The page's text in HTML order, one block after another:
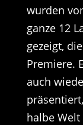
wurden
ganze 12
gezeigt,
Premiere.
auch
halbe